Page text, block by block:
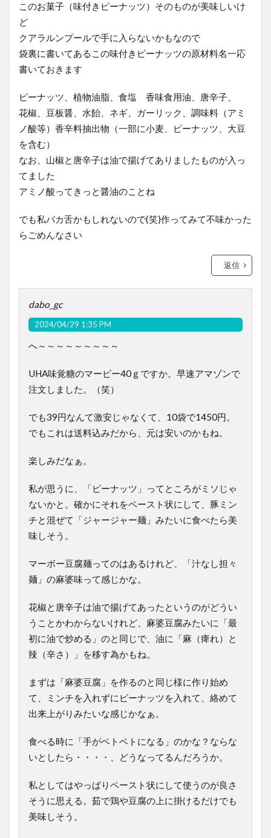
このお菓子（味付きピーナッツ）そのものが美味しいけ
ど
クアラルンプールで手に入らないかもなので
袋裏に書いてあるこの味付きピーナッツの原材料名一応
書いておきます
ピーナッツ、植物油脂、食塩 香味食用油、唐辛子、
花椒、豆板醤、水飴、ネギ、ガーリック、調味料（アミ
ノ酸等）香辛料抽出物（一部に小麦、ピーナッツ、大豆
を含む）
なお、山椒と唐辛子は油で揚げてありましたものが入っ
てました
アミノ酸ってきっと醤油のことね
でも私バカ舌かもしれないので(笑)作ってみて不味かった
らごめんなさい
返信
dabo_gc
2024/04/29 1:35 PM
へ～～～～～～～～～
UHA味覚糖のマーピー40ｇですか。早速アマゾンで
注文しました。（笑）
でも39円なんて激安じゃなくて、10袋で1450円。
でもこれは送料込みだから、元は安いのかもね。
楽しみだなぁ。
私が思うに、「ピーナッツ」ってところがミソじゃ
ないかと。確かにそれをペースト状にして、豚ミン
チと混ぜて「ジャージャー麺」みたいに食べたら美
味しそう。
マーボー豆腐麺ってのはあるけれど、「汁なし担々
麺」の麻婆味って感じかな。
花椒と唐辛子は油で揚げてあったというのがどうい
うことかわからないけれど、麻婆豆腐みたいに「最
初に油で炒める」のと同じで、油に「麻（痺れ）と
辣（辛さ）」を移す為かもね。
まずは「麻婆豆腐」を作るのと同じ様に作り始め
て、ミンチを入れずにピーナッツを入れて、絡めて
出来上がりみたいな感じかなぁ。
食べる時に「手がベトベトになる」のかな？ならな
いとしたら・・・・、どうなってるんだろうか。
私としてはやっぱりペースト状にして使うのが良さ
そうに思える。茹で鶏や豆腐の上に掛けるだけでも
美味しそう。